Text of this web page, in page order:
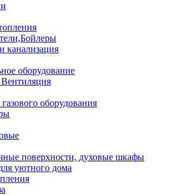
канализация
оборудование
оборудования
поверхности, духовые шкафы
уютного дома